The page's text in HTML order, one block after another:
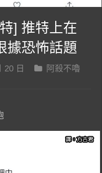
] 推特上在
據恐怖話題
20 日
阿殺不嚕